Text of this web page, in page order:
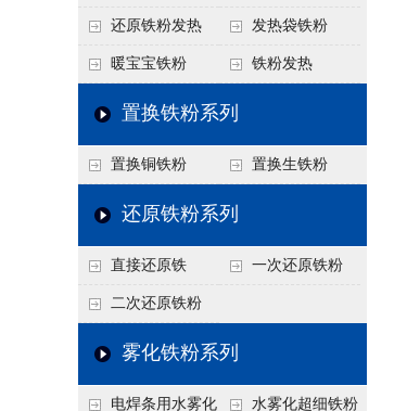
还原铁粉发热 发热袋铁粉
暖宝宝铁粉 铁粉发热
置换铁粉系列
置换铜铁粉 置换生铁粉
还原铁粉系列
直接还原铁 一次还原铁粉
二次还原铁粉
雾化铁粉系列
电焊条用水雾化 水雾化超细铁粉